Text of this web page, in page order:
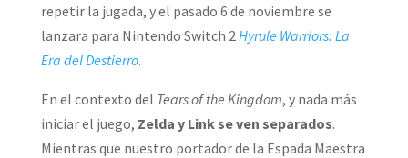
repetir la jugada, y el pasado 6 de noviembre se
lanzara para Nintendo Switch 2 Hyrule Warriors: La
Era del Destierro.
En el contexto del Tears of the Kingdom, y nada más
iniciar el juego, Zelda y Link se ven separados.
Mientras que nuestro portador de la Espada Maestra